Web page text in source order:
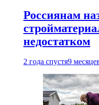
Россиянам
недостатком
2 года спустя9